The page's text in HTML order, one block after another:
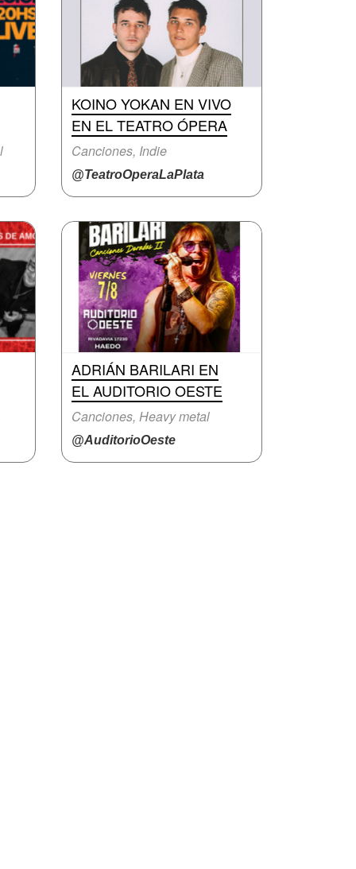
KOINO YOKAN EN VIVO
EN EL TEATRO ÓPERA
Canciones, Indie
@TeatroOperaLaPlata
ADRIÁN BARILARI EN
EL AUDITORIO OESTE
Canciones, Heavy metal
@AuditorioOeste